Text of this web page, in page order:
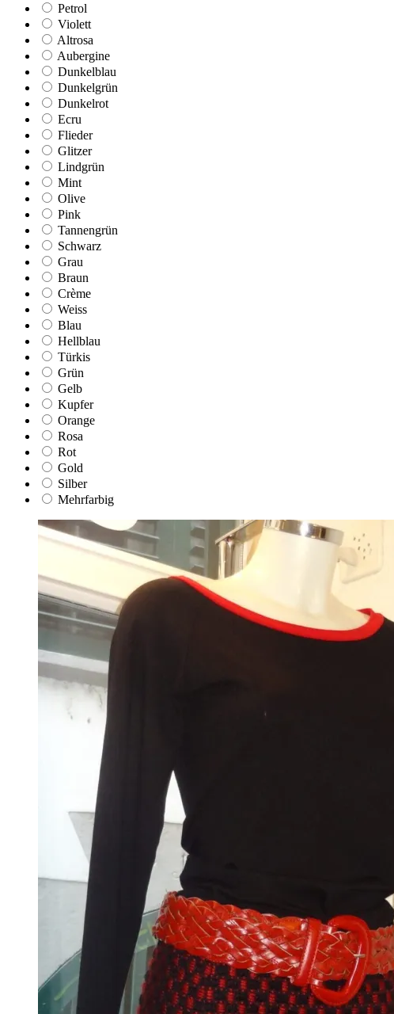
Petrol
Violett
Altrosa
Aubergine
Dunkelblau
Dunkelgrün
Dunkelrot
Ecru
Flieder
Glitzer
Lindgrün
Mint
Olive
Pink
Tannengrün
Schwarz
Grau
Braun
Crème
Weiss
Blau
Hellblau
Türkis
Grün
Gelb
Kupfer
Orange
Rosa
Rot
Gold
Silber
Mehrfarbig